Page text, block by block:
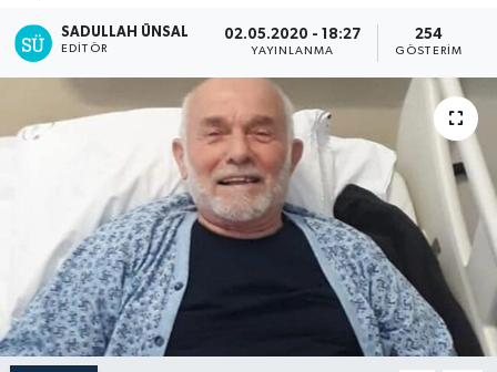
SADULLAH ÜNSAL
EDITÖR
02.05.2020 - 18:27
YAYINLANMA
254
GÖSTERIM